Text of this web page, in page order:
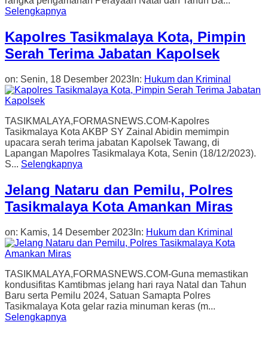
Selengkapnya
Kapolres Tasikmalaya Kota, Pimpin
Serah Terima Jabatan Kapolsek
on: Senin, 18 Desember 2023 In: Hukum dan Kriminal
TASIKMALAYA,FORMASNEWS.COM-Kapolres
Tasikmalaya Kota AKBP SY Zainal Abidin memimpin
upacara serah terima jabatan Kapolsek Tawang, di
Lapangan Mapolres Tasikmalaya Kota, Senin (18/12/2023).
S... Selengkapnya
Jelang Nataru dan Pemilu, Polres
Tasikmalaya Kota Amankan Miras
on: Kamis, 14 Desember 2023 In: Hukum dan Kriminal
TASIKMALAYA,FORMASNEWS.COM-Guna memastikan
kondusifitas Kamtibmas jelang hari raya Natal dan Tahun
Baru serta Pemilu 2024, Satuan Samapta Polres
Tasikmalaya Kota gelar razia minuman keras (m...
Selengkapnya